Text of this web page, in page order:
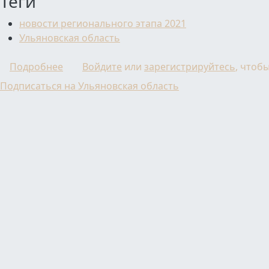
новости регионального этапа 2021
Ульяновская область
Подробнее о В Ульяновской области подведены
Войдите или зарегистрируйтесь,
Подписаться на Ульяновская область